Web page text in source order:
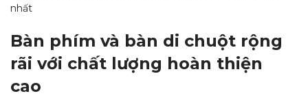
nhất
Bàn phím và bàn di chuột rộng
rãi với chất lượng hoàn thiện
cao